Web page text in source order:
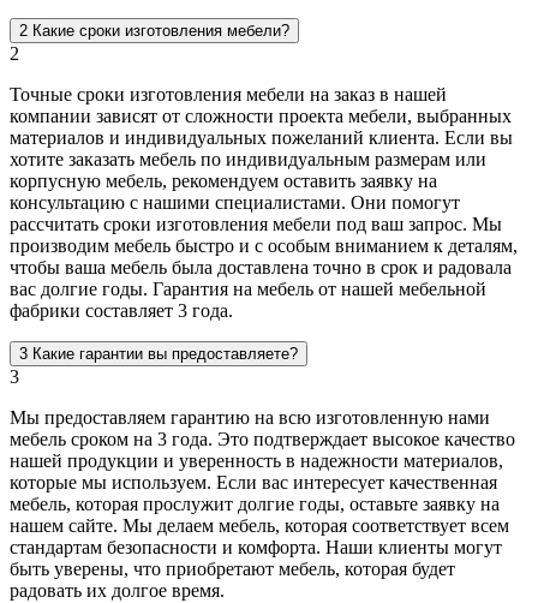
2 Какие сроки изготовления мебели?
2
Точные сроки изготовления мебели на заказ в нашей
компании зависят от сложности проекта мебели, выбранных
материалов и индивидуальных пожеланий клиента. Если вы
хотите заказать мебель по индивидуальным размерам или
корпусную мебель, рекомендуем оставить заявку на
консультацию с нашими специалистами. Они помогут
рассчитать сроки изготовления мебели под ваш запрос. Мы
производим мебель быстро и с особым вниманием к деталям,
чтобы ваша мебель была доставлена точно в срок и радовала
вас долгие годы. Гарантия на мебель от нашей мебельной
фабрики составляет 3 года.
3 Какие гарантии вы предоставляете?
3
Мы предоставляем гарантию на всю изготовленную нами
мебель сроком на 3 года. Это подтверждает высокое качество
нашей продукции и уверенность в надежности материалов,
которые мы используем. Если вас интересует качественная
мебель, которая прослужит долгие годы, оставьте заявку на
нашем сайте. Мы делаем мебель, которая соответствует всем
стандартам безопасности и комфорта. Наши клиенты могут
быть уверены, что приобретают мебель, которая будет
радовать их долгое время.